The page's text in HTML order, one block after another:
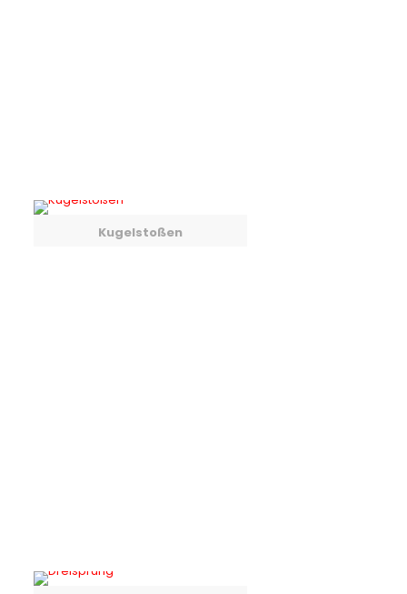
Kugelstoßen